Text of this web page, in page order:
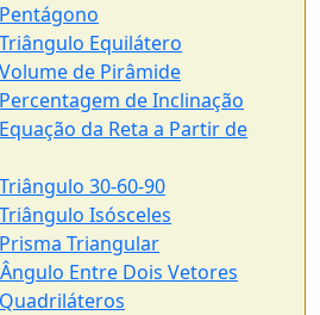
Equilátero
de Pirâmide
de Inclinação
da Reta a Partir de
30-60-90
Isósceles
Triangular
Entre Dois Vetores